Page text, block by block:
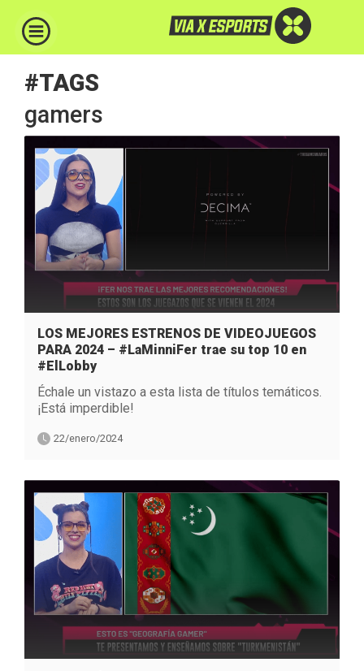
#TAGS
gamers
LOS MEJORES ESTRENOS DE VIDEOJUEGOS
PARA 2024 – #LaMinniFer trae su top 10 en
#ElLobby
Échale un vistazo a esta lista de títulos temáticos.
¡Está imperdible!
22/enero/2024